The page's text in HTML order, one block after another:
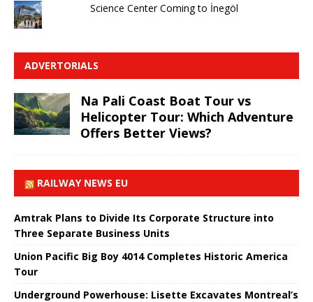
Science Center Coming to İnegöl
ADVERTORIALS
Na Pali Coast Boat Tour vs
Helicopter Tour: Which Adventure
Offers Better Views?
RAILWAY NEWS EU
Amtrak Plans to Divide Its Corporate Structure into
Three Separate Business Units
Union Pacific Big Boy 4014 Completes Historic America
Tour
Underground Powerhouse: Lisette Excavates Montreal’s